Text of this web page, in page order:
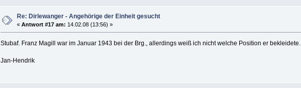
Re: Dirlewanger - Angehörige der Einheit gesucht
«Antwort #17 am: 14.02.08 (13:56) »
Stubaf. Franz Magill war im Januar 1943 bei der Brg., allerdings weiß ich nicht welche Position er bekleidete.
Jan-Hendrik